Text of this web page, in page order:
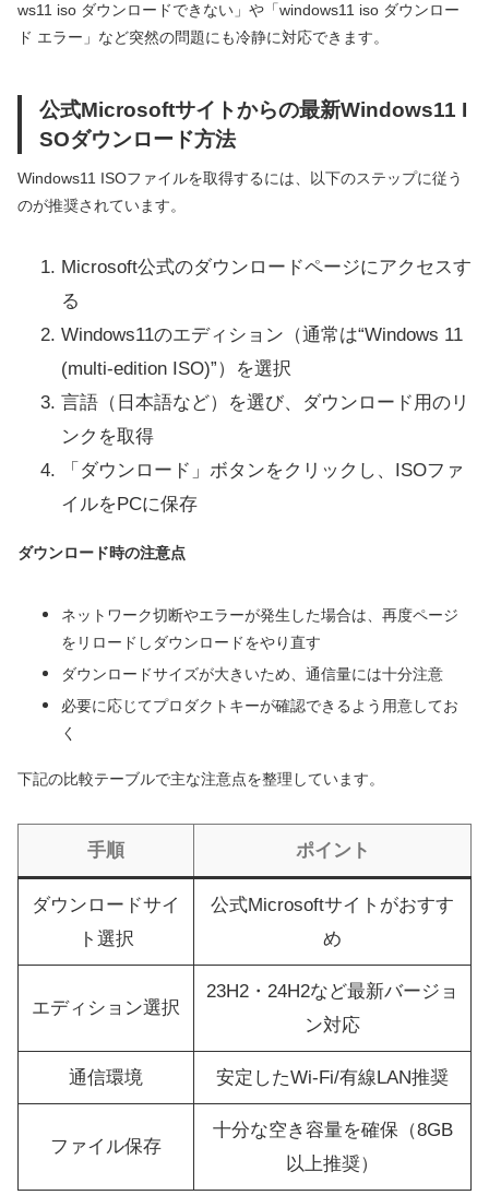
ws11 iso ダウンロードできない」や「windows11 iso ダウンロー
ド エラー」など突然の問題にも冷静に対応できます。
公式Microsoftサイトからの最新Windows11 I
SOダウンロード方法
Windows11 ISOファイルを取得するには、以下のステップに従う
のが推奨されています。
Microsoft公式のダウンロードページにアクセスす
る
Windows11のエディション（通常は“Windows 11
(multi-edition ISO)”）を選択
言語（日本語など）を選び、ダウンロード用のリ
ンクを取得
「ダウンロード」ボタンをクリックし、ISOファ
イルをPCに保存
ダウンロード時の注意点
ネットワーク切断やエラーが発生した場合は、再度ページ
をリロードしダウンロードをやり直す
ダウンロードサイズが大きいため、通信量には十分注意
必要に応じてプロダクトキーが確認できるよう用意してお
く
下記の比較テーブルで主な注意点を整理しています。
手順 ポイント
ダウンロードサイ
ト選択
公式Microsoftサイトがおすす
め
エディション選択
23H2・24H2など最新バージョ
ン対応
通信環境 安定したWi-Fi/有線LAN推奨
ファイル保存
十分な空き容量を確保（8GB
以上推奨）